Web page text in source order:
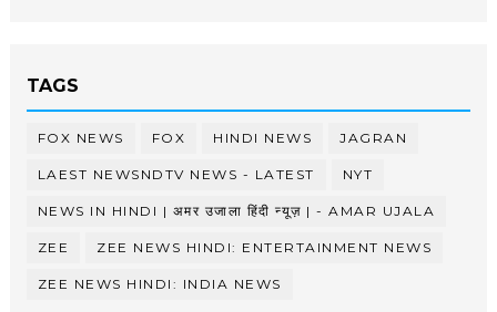
TAGS
FOX NEWS FOX HINDI NEWS JAGRAN
LAEST NEWSNDTV NEWS - LATEST NYT
NEWS IN HINDI | अमर उजाला हिंदी न्यूज़ | - AMAR UJALA
ZEE ZEE NEWS HINDI: ENTERTAINMENT NEWS
ZEE NEWS HINDI: INDIA NEWS